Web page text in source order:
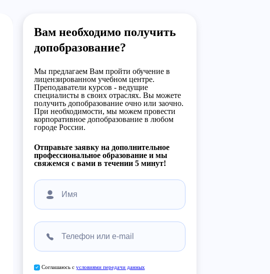
Вам необходимо получить
допобразование?
Мы предлагаем Вам пройти обучение в
лицензированном учебном центре.
Преподаватели курсов - ведущие
специалисты в своих отраслях. Вы можете
получить допобразование очно или заочно.
При необходимости, мы можем провести
корпоративное допобразование в любом
городе России.
Отправьте заявку на дополнительное
профессиональное образование и мы
свяжемся с вами в течении 5 минут!
Соглашаюсь с условиями передачи данных